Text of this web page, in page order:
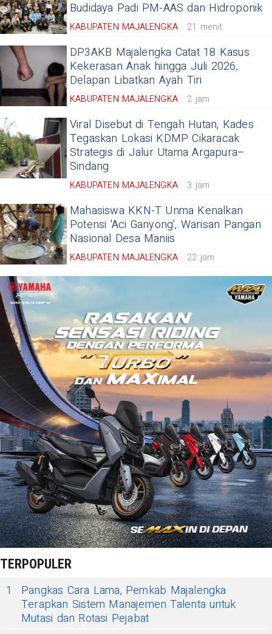
Budidaya Padi PM-AAS dan Hidroponik
KABUPATEN MAJALENGKA 21 menit
DP3AKB Majalengka Catat 18 Kasus
Kekerasan Anak hingga Juli 2026,
Delapan Libatkan Ayah Tiri
KABUPATEN MAJALENGKA 2 jam
Viral Disebut di Tengah Hutan, Kades
Tegaskan Lokasi KDMP Cikaracak
Strategis di Jalur Utama Argapura–
Sindang
KABUPATEN MAJALENGKA 3 jam
Mahasiswa KKN-T Unma Kenalkan
Potensi 'Aci Ganyong', Warisan Pangan
Nasional Desa Maniis
KABUPATEN MAJALENGKA 22 jam
TERPOPULER
1
Pangkas Cara Lama, Pemkab Majalengka
Terapkan Sistem Manajemen Talenta untuk
Mutasi dan Rotasi Pejabat